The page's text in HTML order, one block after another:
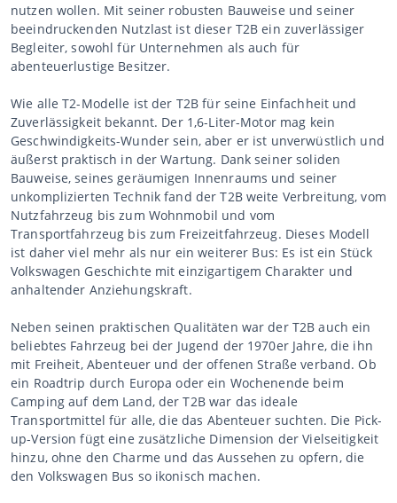
nutzen wollen. Mit seiner robusten Bauweise und seiner
beeindruckenden Nutzlast ist dieser T2B ein zuverlässiger
Begleiter, sowohl für Unternehmen als auch für
abenteuerlustige Besitzer.
Wie alle T2-Modelle ist der T2B für seine Einfachheit und
Zuverlässigkeit bekannt. Der 1,6-Liter-Motor mag kein
Geschwindigkeits-Wunder sein, aber er ist unverwüstlich und
äußerst praktisch in der Wartung. Dank seiner soliden
Bauweise, seines geräumigen Innenraums und seiner
unkomplizierten Technik fand der T2B weite Verbreitung, vom
Nutzfahrzeug bis zum Wohnmobil und vom
Transportfahrzeug bis zum Freizeitfahrzeug. Dieses Modell
ist daher viel mehr als nur ein weiterer Bus: Es ist ein Stück
Volkswagen Geschichte mit einzigartigem Charakter und
anhaltender Anziehungskraft.
Neben seinen praktischen Qualitäten war der T2B auch ein
beliebtes Fahrzeug bei der Jugend der 1970er Jahre, die ihn
mit Freiheit, Abenteuer und der offenen Straße verband. Ob
ein Roadtrip durch Europa oder ein Wochenende beim
Camping auf dem Land, der T2B war das ideale
Transportmittel für alle, die das Abenteuer suchten. Die Pick-
up-Version fügt eine zusätzliche Dimension der Vielseitigkeit
hinzu, ohne den Charme und das Aussehen zu opfern, die
den Volkswagen Bus so ikonisch machen.